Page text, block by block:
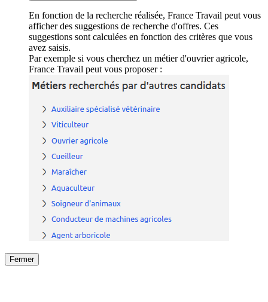
En fonction de la recherche réalisée, France Travail peut vous
afficher des suggestions de recherche d'offres. Ces
suggestions sont calculées en fonction des critères que vous
avez saisis.
Par exemple si vous cherchez un métier d'ouvrier agricole,
France Travail peut vous proposer :
Fermer